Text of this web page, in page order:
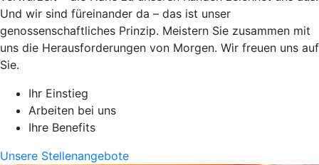
Und wir sind füreinander da – das ist unser
genossenschaftliches Prinzip. Meistern Sie zusammen mit
uns die Herausforderungen von Morgen. Wir freuen uns auf
Sie.
Ihr Einstieg
Arbeiten bei uns
Ihre Benefits
Unsere Stellenangebote